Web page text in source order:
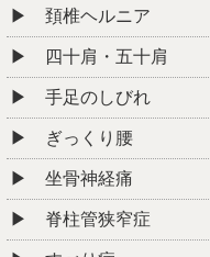
ぎっくり腰
坐骨神経痛
脊柱管狭窄症
すべり症
椎間板ヘルニア
側弯症